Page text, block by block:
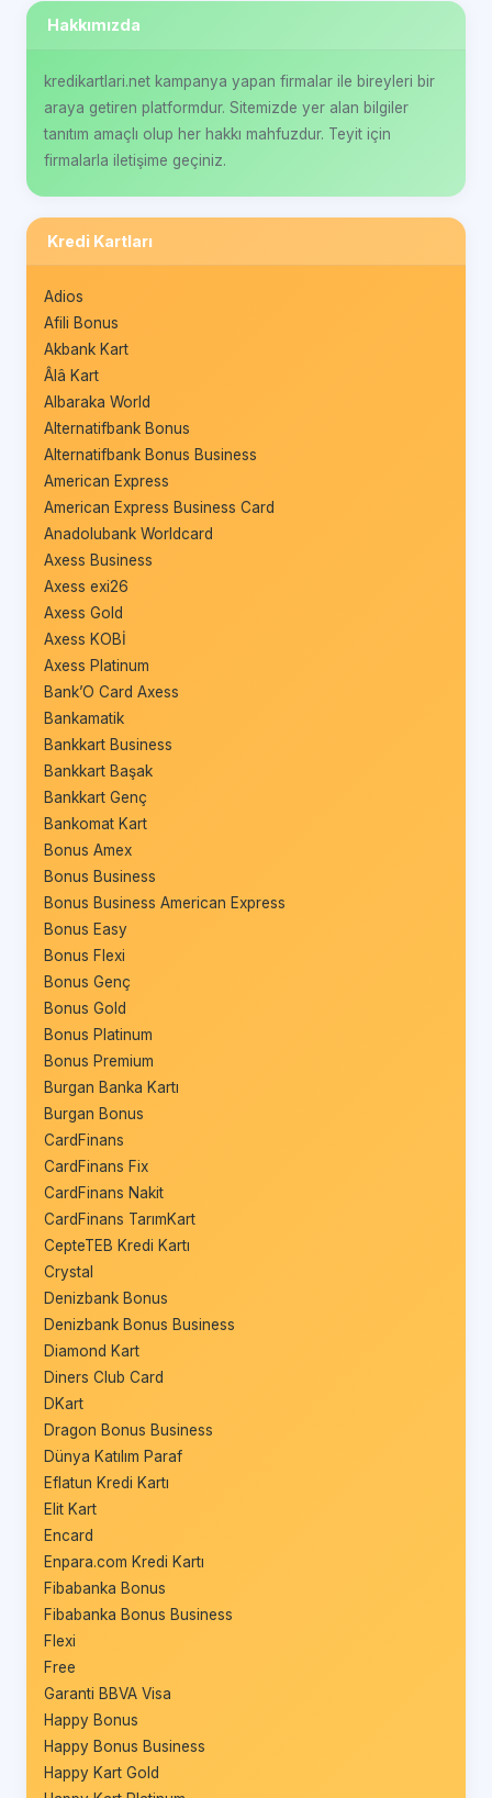
Hakkımızda
kredikartlari.net kampanya yapan firmalar ile bireyleri bir
araya getiren platformdur. Sitemizde yer alan bilgiler
tanıtım amaçlı olup her hakkı mahfuzdur. Teyit için
firmalarla iletişime geçiniz.
Kredi Kartları
Adios
Afili Bonus
Akbank Kart
Âlâ Kart
Albaraka World
Alternatifbank Bonus
Alternatifbank Bonus Business
American Express
American Express Business Card
Anadolubank Worldcard
Axess Business
Axess exi26
Axess Gold
Axess KOBİ
Axess Platinum
Bank’O Card Axess
Bankamatik
Bankkart Business
Bankkart Başak
Bankkart Genç
Bankomat Kart
Bonus Amex
Bonus Business
Bonus Business American Express
Bonus Easy
Bonus Flexi
Bonus Genç
Bonus Gold
Bonus Platinum
Bonus Premium
Burgan Banka Kartı
Burgan Bonus
CardFinans
CardFinans Fix
CardFinans Nakit
CardFinans TarımKart
CepteTEB Kredi Kartı
Crystal
Denizbank Bonus
Denizbank Bonus Business
Diamond Kart
Diners Club Card
DKart
Dragon Bonus Business
Dünya Katılım Paraf
Eflatun Kredi Kartı
Elit Kart
Encard
Enpara.com Kredi Kartı
Fibabanka Bonus
Fibabanka Bonus Business
Flexi
Free
Garanti BBVA Visa
Happy Bonus
Happy Bonus Business
Happy Kart Gold